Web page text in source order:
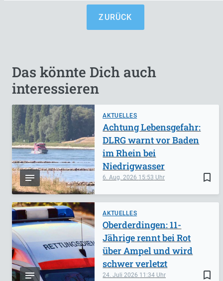
ZURÜCK
Das könnte Dich auch
interessieren
AKTUELLES
bookmark_border
6. Aug. 2026 15:53
Achtung Lebensgefahr:
DLRG warnt vor Baden
im Rhein bei
Niedrigwasser
AKTUELLES
bookmark_border
24. Juli 2026 11:34
Oberderdingen: 11-
Jährige rennt bei Rot
über Ampel und wird
schwer verletzt